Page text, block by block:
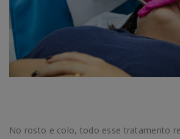
No rosto e colo, todo esse tratamento